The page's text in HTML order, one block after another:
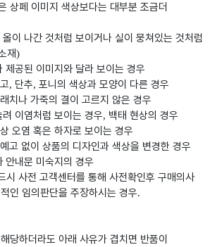
상페 이미지 색상보다는 대부분 조금더
이 나간 것처럼 보이거나 실이 뭉쳐있는 것처럼
재)
제공된 이미지와 달라 보이는 경우
, 단추, 포니의 색상과 모양이 다른 경우
치나 가죽의 결이 고르지 않은 경우
이염처럼 보이는 경우, 백태 현상의 경우
오염 혹은 하자로 보이는 경우
고 없이 상품의 디자인과 색상을 변경한 경우
안내문 미숙지의 경우
시 사전 고객센터를 통해 사전확인후 구매의사
인 임의판단을 주장하시는 경우.
당하더라도 아래 사유가 겹치면 반품이